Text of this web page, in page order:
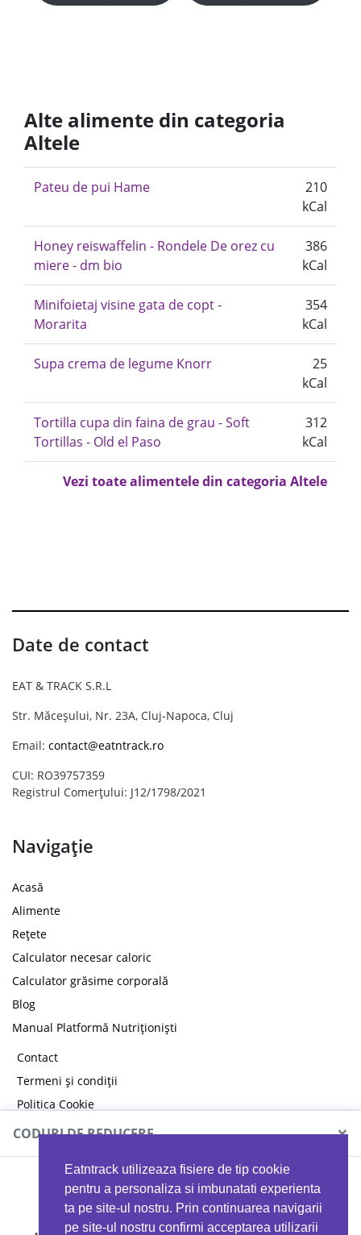
Eatntrack utilizeaza fisiere de tip cookie
pentru a personaliza si imbunatati experienta
ta pe site-ul nostru. Prin continuarea navigarii
pe site-ul nostru confirmi acceptarea utilizarii
Alte alimente din categoria
Altele
Pateu de pui Hame
210
kCal
Honey reiswaffelin - Rondele De orez cu
miere - dm bio
386
kCal
Minifoietaj visine gata de copt -
Morarita
354
kCal
Supa crema de legume Knorr
25
kCal
Tortilla cupa din faina de grau - Soft
Tortillas - Old el Paso
312
kCal
Vezi toate alimentele din categoria Altele
Date de contact
EAT & TRACK S.R.L
Str. Măceșului, Nr. 23A, Cluj-Napoca, Cluj
Email: contact@eatntrack.ro
CUI: RO39757359
Registrul Comerțului: J12/1798/2021
Navigație
Acasă
Alimente
Rețete
Calculator necesar caloric
Calculator grăsime corporală
Blog
Manual Platformă Nutriționiști
Contact
Termeni și condiții
Politica Cookie
Politica de confidențialitate
CODURI DE REDUCERE ×
MYPROTEIN